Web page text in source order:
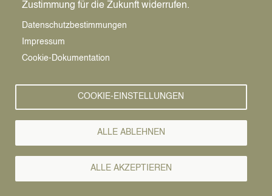
klein glücklich
Das große Glück haben Sie gefunden? Dann
kommen Sie ins „klein glücklich“ um Ihr
sich auf eine unvergessliche Trauung an einem
sehr außergewöhnlichen und trendigen Ort,
stimmungsvoll und stilvoll dekoriert, in ländlicher
Idylle mit Freiluftfeeling.
außergewöhnlich trendige Atmosphäre am
Zustimmung für die Zukunft widerrufen.
Datenschutzbestimmungen
Impressum
Cookie-Dokumentation
COOKIE-EINSTELLUNGEN
ALLE ABLEHNEN
ALLE AKZEPTIEREN